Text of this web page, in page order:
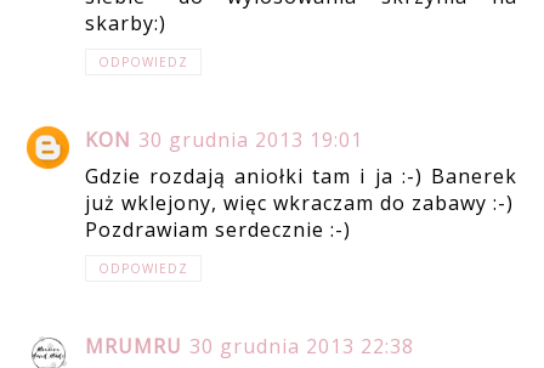
skarby:)
ODPOWIEDZ
KON 30 grudnia 2013 19:01
Gdzie rozdają aniołki tam i ja :-) Banerek
już wklejony, więc wkraczam do zabawy :-)
Pozdrawiam serdecznie :-)
ODPOWIEDZ
MRUMRU 30 grudnia 2013 22:38